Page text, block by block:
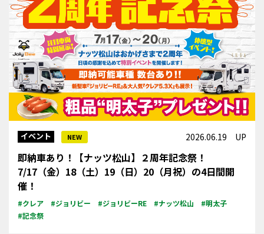
イベント NEW 2026.06.19 UP
即納車あり！【ナッツ松山】２周年記念祭！
7/17（金）18（土）19（日）20（月祝）の4日間開
催！
#クレア #ジョリビー #ジョリビーRE #ナッツ松山
#明太子
#記念祭